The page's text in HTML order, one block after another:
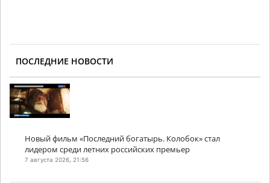
ПОСЛЕДНИЕ НОВОСТИ
Новый фильм «Последний богатырь. Колобок» стал
лидером среди летних российских премьер
7 августа 2026, 21:56